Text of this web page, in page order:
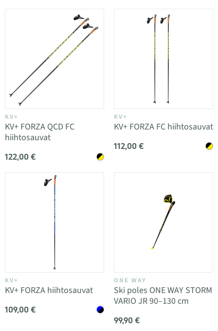
KV+
KV+ FORZA QCD FC
hiihtosauvat
122,00 €
KV+
KV+ FORZA FC hiihtosauvat
112,00 €
KV+
KV+ FORZA hiihtosauvat
109,00 €
ONE WAY
Ski poles ONE WAY STORM
VARIO JR 90–130 cm
99,90 €